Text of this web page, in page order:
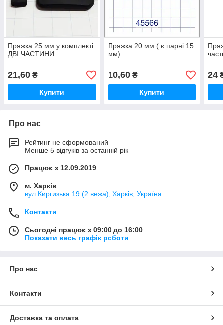
Пряжка 25 мм у комплекті
ДВІ ЧАСТИНИ
21,60 ₴
Купити
Пряжка 20 мм ( є парні 15
мм)
10,60₴
Купити
24
Про нас
Рейтинг не сформований
Менше 5 відгуків за останній рік
Працює з 12.09.2019
м. Харків
вул.Киргизька 19 (2 вежа), Харків, Україна
Контакти
Сьогодні працює з 09:00 до 16:00
Показати весь графік роботи
Про нас
Контакти
Доставка та оплата